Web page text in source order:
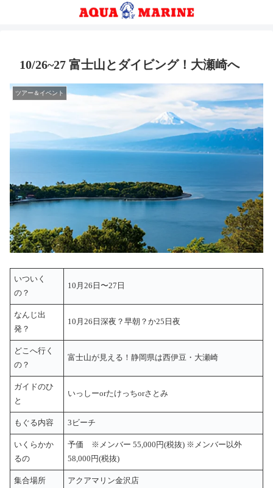
10/26~27 富士山とダイビング！大瀬崎へ
ツアー＆イベント
いついく
の？
10月26日〜27日
なんじ出
発？
10月26日深夜？早朝？か25日夜
どこへ行く
の？
富士山が見える！静岡県は西伊豆・大瀬崎
ガイドのひ
と
いっしーorたけっちorさとみ
もぐる内容 3ビーチ
いくらかか
るの
予価 ※メンバー 55,000円(税抜) ※メンバー以外
58,000円(税抜)
集合場所 アクアマリン金沢店